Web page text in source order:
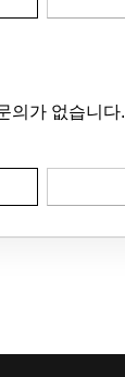
의가 없습니다.